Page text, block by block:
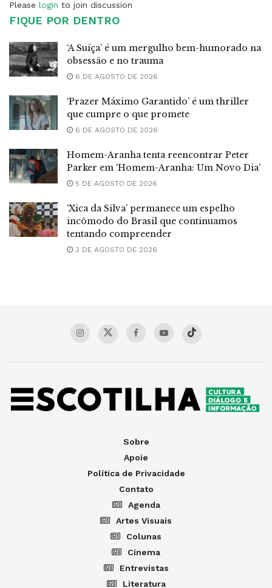
Please login to join discussion
FIQUE POR DENTRO
‘A Suíça’ é um mergulho bem-humorado na
obsessão e no trauma
6 DE AGOSTO DE 2026
‘Prazer Máximo Garantido’ é um thriller
que cumpre o que promete
6 DE AGOSTO DE 2026
Homem-Aranha tenta reencontrar Peter
Parker em ‘Homem-Aranha: Um Novo Dia’
5 DE AGOSTO DE 2026
‘Xica da Silva’ permanece um espelho
incômodo do Brasil que continuamos
tentando compreender
3 DE AGOSTO DE 2026
Sobre
Apoie
Política de Privacidade
Contato
Agenda
Artes Visuais
Colunas
Cinema
Entrevistas
Literatura